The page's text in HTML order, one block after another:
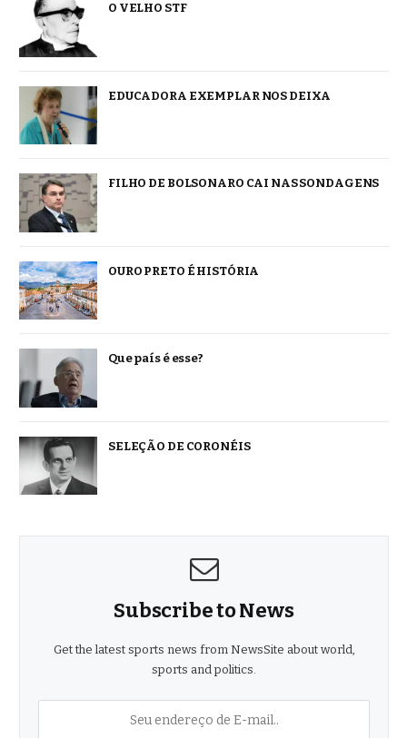
O VELHO STF
EDUCADORA EXEMPLAR NOS DEIXA
FILHO DE BOLSONARO CAI NAS SONDAGENS
OURO PRETO É HISTÓRIA
Que país é esse?
SELEÇÃO DE CORONÉIS
Subscribe to News
Get the latest sports news from NewsSite about world,
sports and politics.